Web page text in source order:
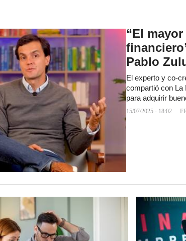
“El
Pablo
El experto y co-
compartió con La
para adquirir
15/07/2025 - 18:02